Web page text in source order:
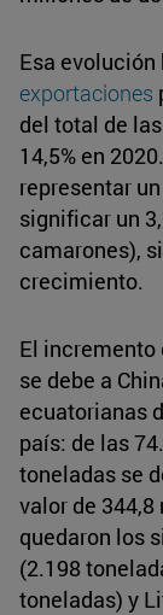
Esa
exportaciones
del total de
14,5% en
representar
significar un
camarones),
crecimiento.
El incremento
se debe a
ecuatorianas
país: de las
toneladas se
valor de
quedaron los
(2.198
toneladas) y